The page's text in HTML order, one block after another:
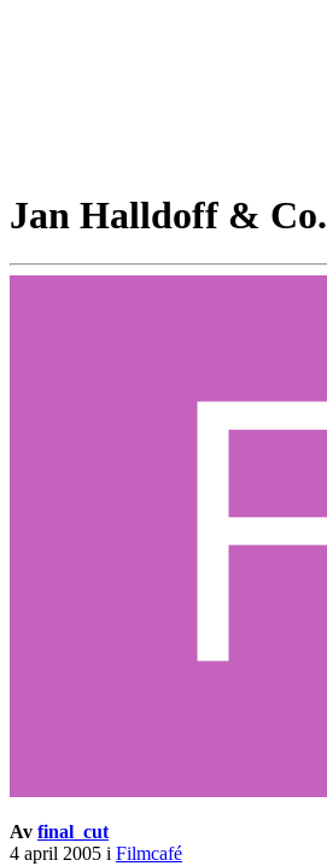
Jan Halldoff & Co.
Av final_cut
4 april 2005 i Filmcafé